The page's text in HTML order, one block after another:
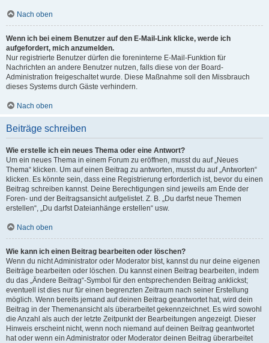
Nach oben
Wenn ich bei einem Benutzer auf den E-Mail-Link klicke, werde ich
aufgefordert, mich anzumelden.
Nur registrierte Benutzer dürfen die foreninterne E-Mail-Funktion für
Nachrichten an andere Benutzer nutzen, falls diese von der Board-
Administration freigeschaltet wurde. Diese Maßnahme soll den Missbrauch
dieses Systems durch Gäste verhindern.
Nach oben
Beiträge schreiben
Wie erstelle ich ein neues Thema oder eine Antwort?
Um ein neues Thema in einem Forum zu eröffnen, musst du auf „Neues
Thema“ klicken. Um auf einen Beitrag zu antworten, musst du auf „Antworten“
klicken. Es könnte sein, dass eine Registrierung erforderlich ist, bevor du einen
Beitrag schreiben kannst. Deine Berechtigungen sind jeweils am Ende der
Foren- und der Beitragsansicht aufgelistet. Z. B. „Du darfst neue Themen
erstellen“, „Du darfst Dateianhänge erstellen“ usw.
Nach oben
Wie kann ich einen Beitrag bearbeiten oder löschen?
Wenn du nicht Administrator oder Moderator bist, kannst du nur deine eigenen
Beiträge bearbeiten oder löschen. Du kannst einen Beitrag bearbeiten, indem
du das „Ändere Beitrag“-Symbol für den entsprechenden Beitrag anklickst;
eventuell ist dies nur für einen begrenzten Zeitraum nach seiner Erstellung
möglich. Wenn bereits jemand auf deinen Beitrag geantwortet hat, wird dein
Beitrag in der Themenansicht als überarbeitet gekennzeichnet. Es wird sowohl
die Anzahl als auch der letzte Zeitpunkt der Bearbeitungen angezeigt. Dieser
Hinweis erscheint nicht, wenn noch niemand auf deinen Beitrag geantwortet
hat oder wenn ein Administrator oder Moderator deinen Beitrag überarbeitet